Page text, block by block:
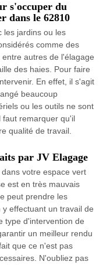
s'occuper du
dans le 62810
les jardins ou les
comme des
autres de l'élagage
des haies. Pour faire
En effet, il s'agit
beaucoup
ou les outils ne sont
faut remarquer qu'il
qualité de travail.
par JV Elagage
votre espace vert
est en très mauvais
peut prendre les
effectuant un travail de
type d'intervention de
un meilleur rendu
que ce n'est pas
N'oubliez pas